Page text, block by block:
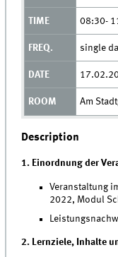
08:30-
single
Am
Description
1. Einordnung der
Veranstaltung
2022, Modul
2. Lernziele, Inhalte